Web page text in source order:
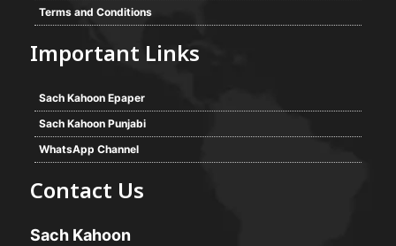
Terms and Conditions
Important Links
Sach Kahoon Epaper
Sach Kahoon Punjabi
WhatsApp Channel
Contact Us
Sach Kahoon